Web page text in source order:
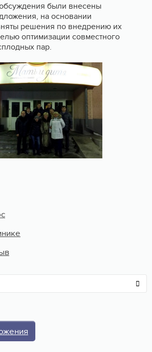
были внесены
на основании
решения по внедрению их
оптимизации совместного
пар.